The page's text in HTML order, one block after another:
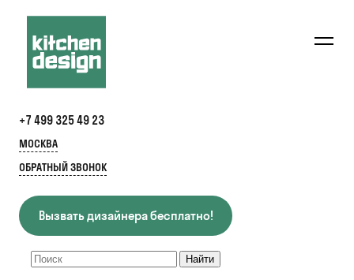
+7 499 325 49 23
МОСКВА
ОБРАТНЫЙ ЗВОНОК
Вызвать дизайнера бесплатно!